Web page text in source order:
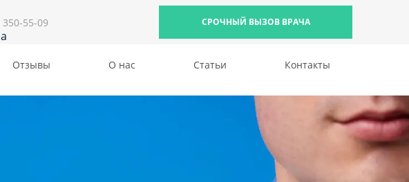
350-55-09 СРОЧНЫЙ ВЫЗОВ ВРАЧА
Отзывы О нас Статьи Контакты